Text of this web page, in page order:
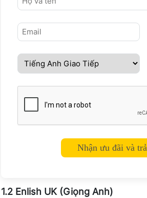
1.2 Enlish UK (Giọng Anh)